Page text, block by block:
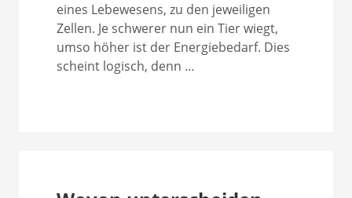
eines Lebewesens, zu den jeweiligen
Zellen. Je schwerer nun ein Tier wiegt,
umso höher ist der Energiebedarf. Dies
scheint logisch, denn …